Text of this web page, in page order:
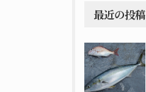
最近の投稿